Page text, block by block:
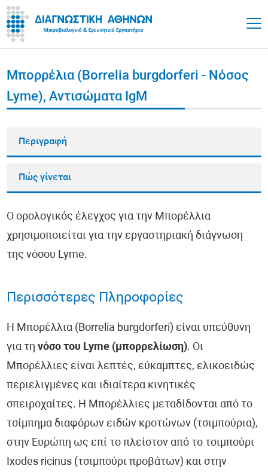
Μπορρέλια (Borrelia burgdorferi - Νόσος
Lyme), Αντισώματα ΙgM
Περιγραφή
Πώς γίνεται
Ο ορολογικός έλεγχος για την Μπορέλλια
χρησιμοποιείται για την εργαστηριακή διάγνωση
της νόσου Lyme.
Περισσότερες Πληροφορίες
Η Μπορέλλια (Borrelia burgdorferi) είναι υπεύθυνη
για τηνόσο του Lyme (μπορρελίωση). Οι
Μπορέλλιες είναι λεπτές, εύκαμπτες, ελικοειδώς
περιελιγμένες και ιδιαίτερα κινητικές
σπειροχαίτες. Η Μπορέλλιες μεταδίδονται από το
τσίμπημα διαφόρων ειδών κροτώνων (τσιμπούρια),
στην Ευρώπη ως επί το πλείστον από το τσιμπούρι
Ixodes ricinus (τσιμπούρι προβάτων) και στην